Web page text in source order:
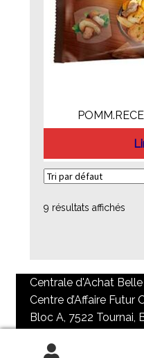
9 résultats affichés
Centrale d'Achat
Centre d’Affaire Futur
Bloc A, 7522 Tournai,
contact@cabf.be